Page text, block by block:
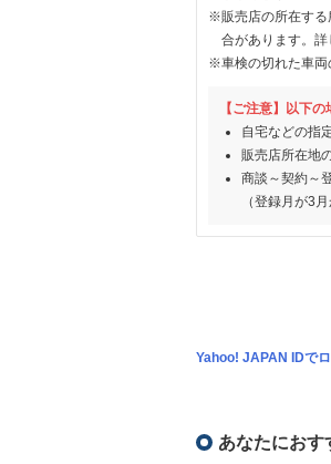
※販売店の所在する
合があります。
※車検の切れた車両
【ご注意】以下
自宅などの指
販売店所在地
商談～契約～
（登録月が3
Yahoo! JAPAN IDで
あなたにおす